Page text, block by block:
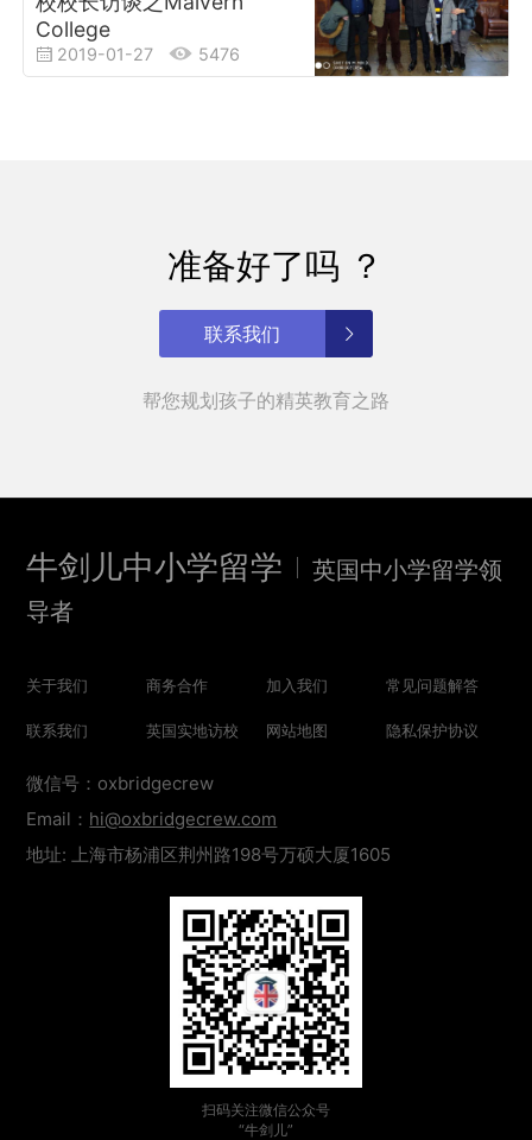
College
2019-01-27 5476
准备好了吗 ？
联系我们
帮您规划孩子的精英教育之路
牛剑儿中小学留学
英国中小学留学领
导者
关于我们 商务合作 加入我们 常见问题解答
联系我们 英国实地访校 网站地图 隐私保护协议
微信号：oxbridgecrew
Email： hi@oxbridgecrew.com
地址: 上海市杨浦区荆州路198号万硕大厦1605
扫码关注微信公众号
“牛剑儿”